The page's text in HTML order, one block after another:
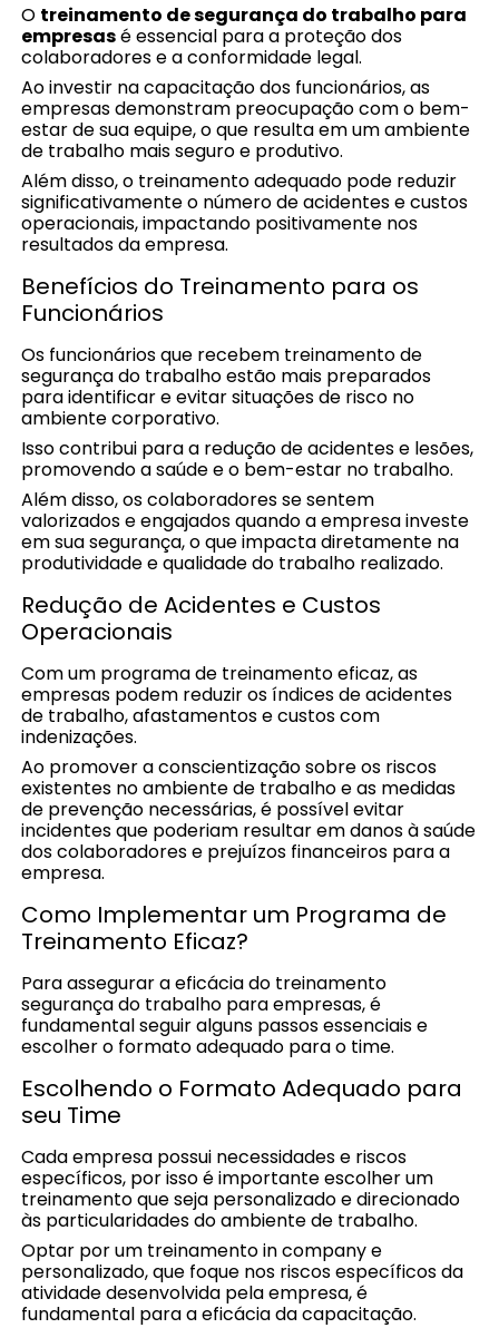
O treinamento de segurança do trabalho para
empresasé essencial para a proteção dos
colaboradores e a conformidade legal.
Ao investir na capacitação dos funcionários, as
empresas demonstram preocupação com o bem-
estar de sua equipe, o que resulta em um ambiente
de trabalho mais seguro e produtivo.
Além disso, o treinamento adequado pode reduzir
significativamente o número de acidentes e custos
operacionais, impactando positivamente nos
resultados da empresa.
Benefícios do Treinamento para os
Funcionários
Os funcionários que recebem treinamento de
segurança do trabalho estão mais preparados
para identificar e evitar situações de risco no
ambiente corporativo.
Isso contribui para a redução de acidentes e lesões,
promovendo a saúde e o bem-estar no trabalho.
Além disso, os colaboradores se sentem
valorizados e engajados quando a empresa investe
em sua segurança, o que impacta diretamente na
produtividade e qualidade do trabalho realizado.
Redução de Acidentes e Custos
Operacionais
Com um programa de treinamento eficaz, as
empresas podem reduzir os índices de acidentes
de trabalho, afastamentos e custos com
indenizações.
Ao promover a conscientização sobre os riscos
existentes no ambiente de trabalho e as medidas
de prevenção necessárias, é possível evitar
incidentes que poderiam resultar em danos à saúde
dos colaboradores e prejuízos financeiros para a
empresa.
Como Implementar um Programa de
Treinamento Eficaz?
Para assegurar a eficácia do treinamento
segurança do trabalho para empresas, é
fundamental seguir alguns passos essenciais e
escolher o formato adequado para o time.
Escolhendo o Formato Adequado para
seu Time
Cada empresa possui necessidades e riscos
específicos, por isso é importante escolher um
treinamento que seja personalizado e direcionado
às particularidades do ambiente de trabalho.
Optar por um treinamento in company e
personalizado, que foque nos riscos específicos da
atividade desenvolvida pela empresa, é
fundamental para a eficácia da capacitação.